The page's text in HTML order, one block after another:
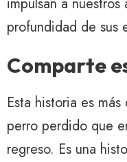
profundidad de sus
Comparte
Esta historia es
perro perdido que
regreso. Es una